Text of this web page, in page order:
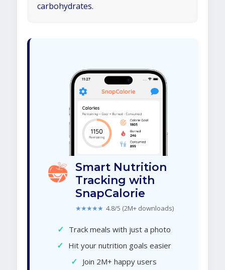
carbohydrates.
Smart Nutrition
Tracking with
SnapCalorie
★★★★★ 4.8/5 (2M+ downloads)
✓ Track meals with just a photo
✓ Hit your nutrition goals easier
✓ Join 2M+ happy users